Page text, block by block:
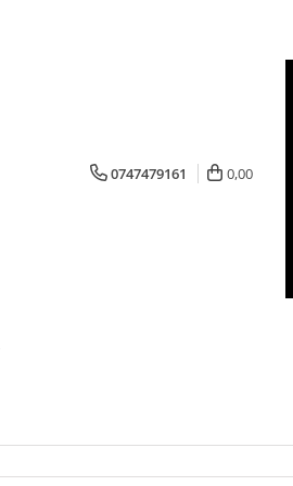
0747479161 0,00